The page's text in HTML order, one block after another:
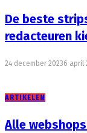
De beste
redacteuren
24 december 20236 april
ARTIKELEN
Alle